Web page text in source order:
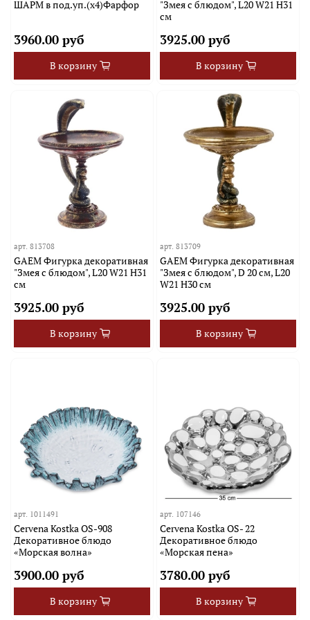
ШАРМ в под.уп.(х4)Фарфор
3960.00 руб
В корзину
"Змея с блюдом", L20 W21 H31
см
3925.00 руб
В корзину
арт.813708
GAEM Фигурка декоративная
"Змея с блюдом", L20 W21 H31
см
3925.00 руб
В корзину
арт. 813709
GAEM Фигурка декоративная
"Змея с блюдом", D 20 см, L20
W21 H30 см
3925.00 руб
В корзину
арт. 1011491
Cervena Kostka OS-908
Декоративное блюдо
«Морская волна»
3900.00 руб
В корзину
арт. 107146
Cervena Kostka OS- 22
Декоративное блюдо
«Морская пена»
3780.00 руб
В корзину